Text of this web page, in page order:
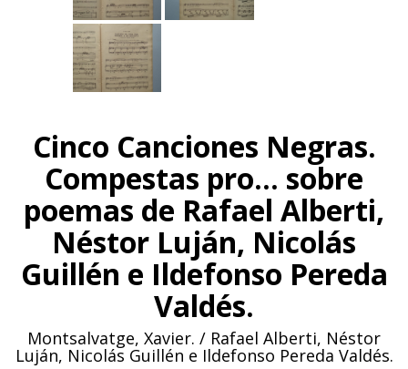
Cinco Canciones Negras.
Compestas pro... sobre
poemas de Rafael Alberti,
Néstor Luján, Nicolás
Guillén e Ildefonso Pereda
Valdés.
Montsalvatge, Xavier. / Rafael Alberti, Néstor
Luján, Nicolás Guillén e Ildefonso Pereda Valdés.